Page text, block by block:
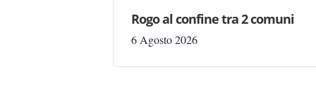
Rogo al confine tra 2 comuni
6 Agosto 2026